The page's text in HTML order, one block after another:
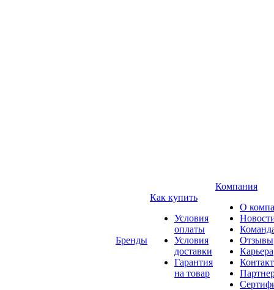
Бренды
Как купить
Условия
оплаты
Условия
доставки
Гарантия
на товар
Компания
О
Отзывы
Карьера